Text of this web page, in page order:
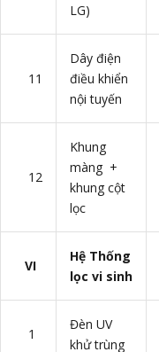
LG)
11
Dây điện
điều khiển
nội tuyến
12
Khung
màng +
khung cột
lọc
VI
Hệ Thống
lọc vi sinh
1
Đèn UV
khử trùng